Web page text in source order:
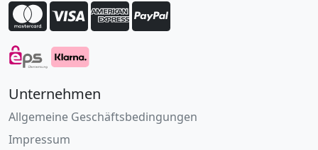
Unternehmen
Allgemeine Geschäftsbedingungen
Impressum